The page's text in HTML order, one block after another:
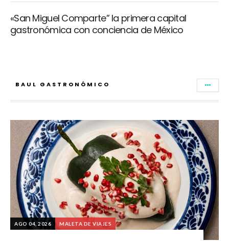
«San Miguel Comparte” la primera capital
gastronómica con conciencia de México
BAUL GASTRONÓMICO
AGO 04, 2026 MALETA DE VIAJES